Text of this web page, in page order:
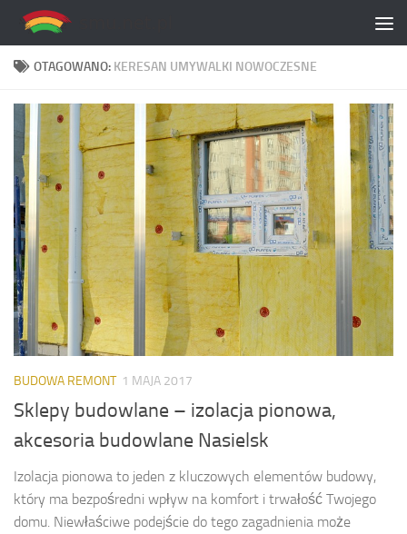
Skip to content
OTAGOWANO: KERESAN UMYWALKI NOWOCZESNE
BUDOWA REMONT 1 MAJA 2017
Sklepy budowlane – izolacja pionowa,
akcesoria budowlane Nasielsk
Izolacja pionowa to jeden z kluczowych elementów budowy,
który ma bezpośredni wpływ na komfort i trwałość Twojego
domu. Niewłaściwe podejście do tego zagadnienia może